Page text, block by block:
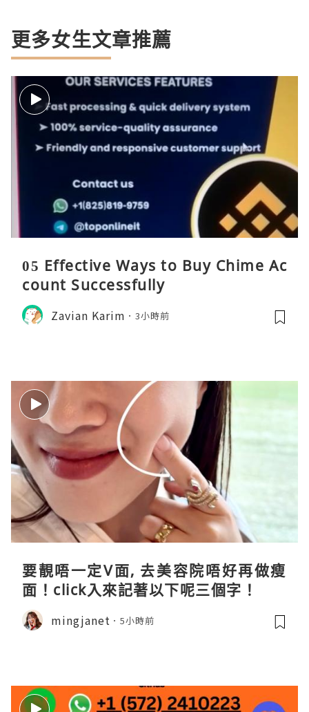
更多女生文章推薦
05 Effective Ways to Buy Chime Ac
count Successfully
Zavian Karim 3小時前
要靚唔一定V面, 去美容院唔好再做瘦
面！click入來記著以下呢三個字！
mingjanet 5小時前